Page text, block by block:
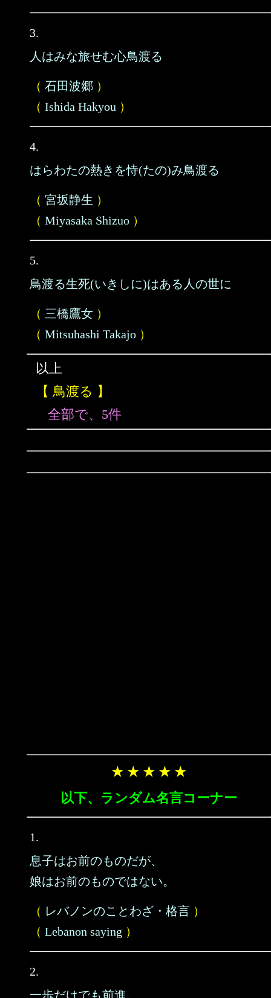
3.
人はみな旅せむ心鳥渡る
（ 石田波郷 ）
（ Ishida Hakyou ）
4.
はらわたの熱きを恃(たの)み鳥渡る
（ 宮坂静生 ）
（ Miyasaka Shizuo ）
5.
鳥渡る生死(いきしに)はある人の世に
（ 三橋鷹女 ）
（ Mitsuhashi Takajo ）
以上
【 鳥渡る 】
全部で、5件
★ ★ ★ ★ ★
以下、ランダム名言コーナー
1.
息子はお前のものだが、
娘はお前のものではない。
（ レバノンのことわざ・格言 ）
（ Lebanon saying ）
2.
一歩だけでも前進。